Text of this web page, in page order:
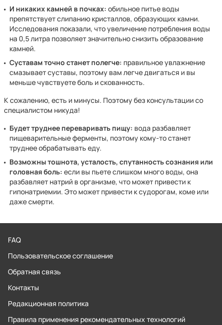
И никаких камней в почках: обильное питье воды
препятствует слипанию кристаллов, образующих камни.
Исследования показали, что увеличение потребления воды
на 0,5 литра позволяет значительно снизить образование
камней.
Суставам точно станет полегче: правильное увлажнение
смазывает суставы, поэтому вам легче двигаться и вы
меньше чувствуете боль и скованность.
К сожалению, есть и минусы. Поэтому без консультации со
специалистом никуда!
Будет труднее переваривать пищу: вода разбавляет
пищеварительные ферменты, поэтому кому-то станет
труднее обрабатывать еду.
Возможны тошнота, усталость, спутанность сознания или
головная боль: если вы пьете слишком много воды, она
разбавляет натрий в организме, что может привести к
гипонатриемии. Это может привести к судорогам, коме или
даже смерти.
FAQ
Пользовательское соглашение
Обратная связь
Контакты
Редакционная политика
Правила применения рекомендательных технологий